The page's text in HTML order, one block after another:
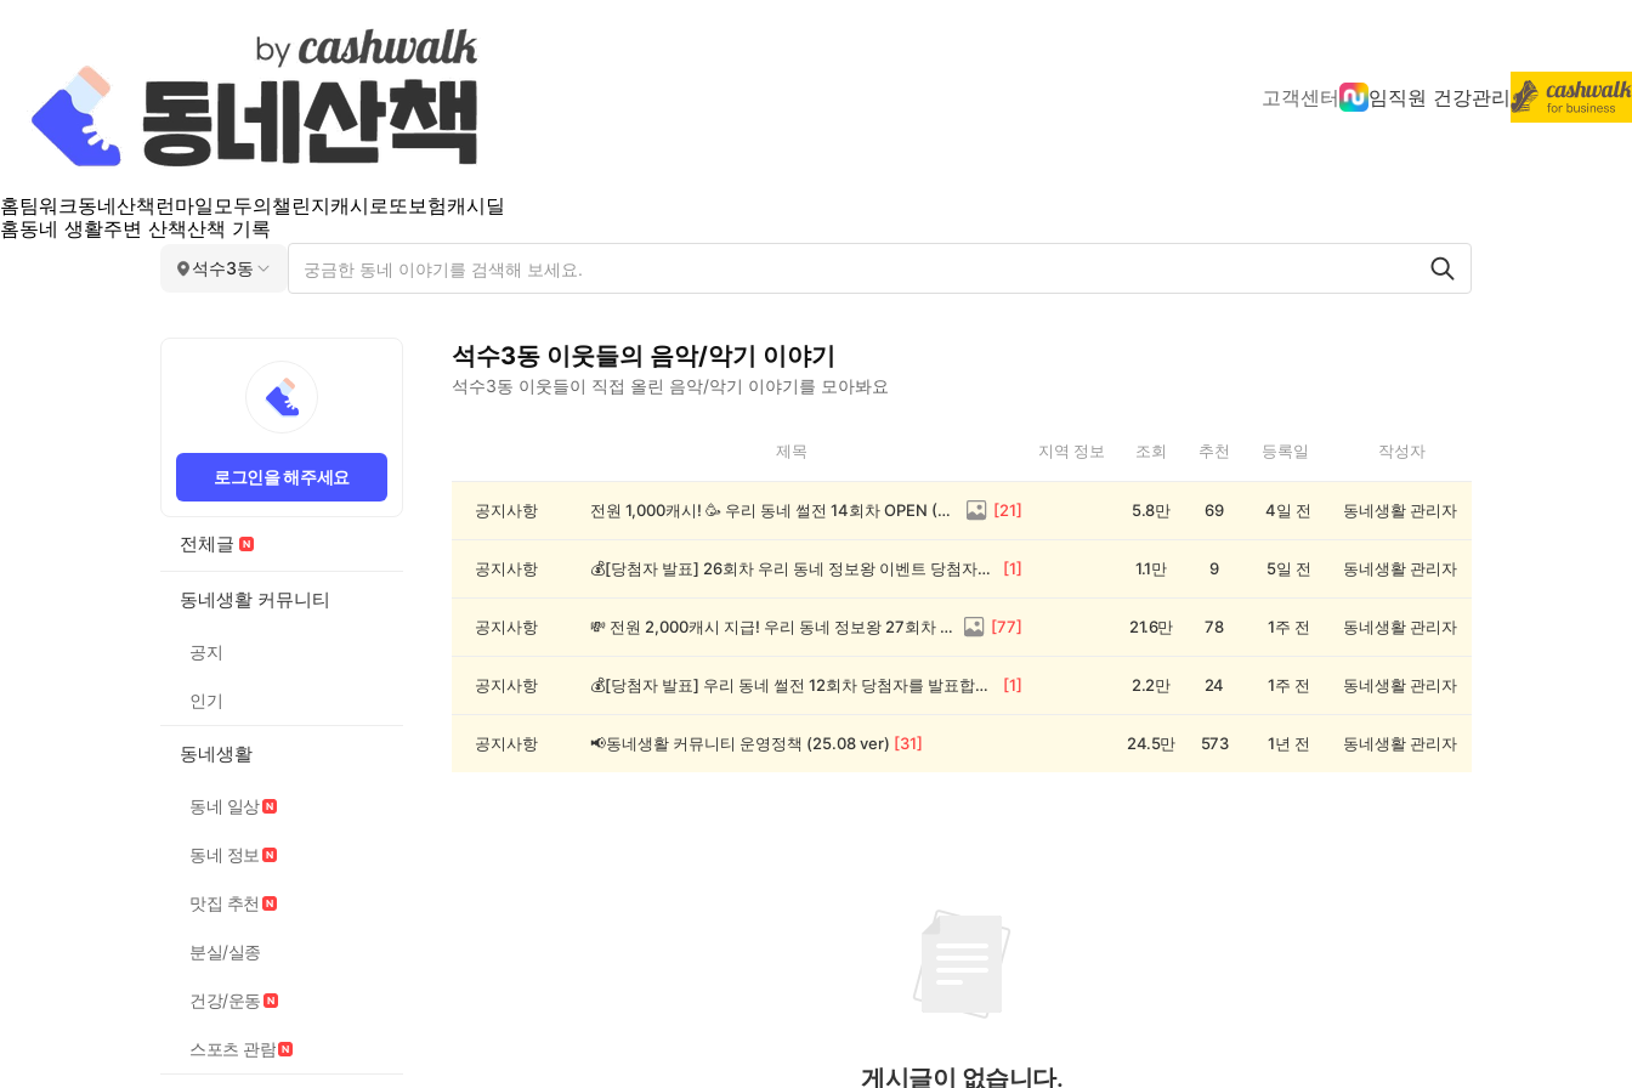
고객센터 임직원 건강관리
홈팀워크동네산책 런마일모두의챌린지캐시로또보험캐시딜
홈동네 생활주변 산책산책 기록
석수3동
로그인을 해주세요
전체글
동네생활 커뮤니티
공지
인기
동네생활
동네 일상
동네 정보
맛집 추천
분실/실종
건강/운동
스포츠 관람
석수3동 이웃들의 음악/악기 이야기
석수3동 이웃들이 직접 올린 음악/악기 이야기를 모아봐요
3
제목 지역 정보 조회 추천 등록일 작성자
공지사항 전원 1,000캐시! 🥳 우리 동네 썰전 14회차 OPEN (~8/17) [21] 5.8만 69 4일 전 동네생활 관리자
공지사항 💰[당첨자 발표] 26회차 우리 동네 정보왕 이벤트 당첨자를 발표합니다! [1] 1.1만 9 5일 전 동네생활 관리자
공지사항 💸 전원 2,000캐시 지급! 우리 동네 정보왕 27회차 (~8/10) [77] 21.6만 78 1주 전 동네생활 관리자
공지사항 💰[당첨자 발표] 우리 동네 썰전 12회차 당첨자를 발표합니다! [1] 2.2만 24 1주 전 동네생활 관리자
공지사항 📢동네생활 커뮤니티 운영정책 (25.08 ver) [31] 24.5만 573 1년 전 동네생활 관리자
게시글이 없습니다.